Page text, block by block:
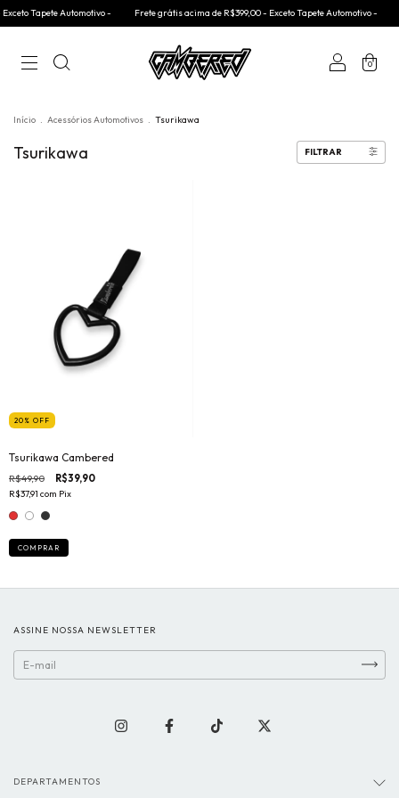
Tapete Automotivo - Frete grátis acima de R$399,00 - Exceto Tapete Automotivo -
0
Início . Acessórios Automotivos . Tsurikawa
Tsurikawa FILTRAR
20 % OFF
Tsurikawa Cambered
R$49,90 R$39,90
R$37,91 com Pix
COMPRAR
ASSINE NOSSA NEWSLETTER
DEPARTAMENTOS